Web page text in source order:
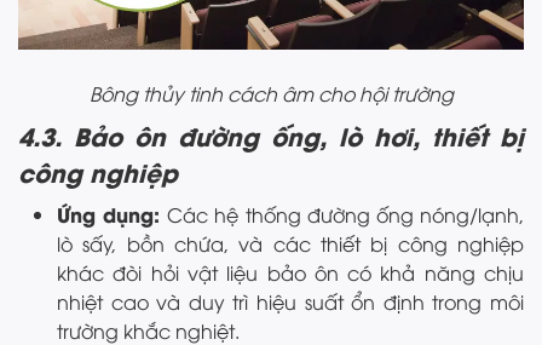
Bông thủy tinh cách âm cho hội trường
4.3. Bảo ôn đường ống, lò hơi, thiết bị
công nghiệp
Ứng dụng:Các hệ thống đường ống nóng/lạnh,
lò sấy, bồn chứa, và các thiết bị công nghiệp
khác đòi hỏi vật liệu bảo ôn có khả năng chịu
nhiệt cao và duy trì hiệu suất ổn định trong môi
trường khắc nghiệt.